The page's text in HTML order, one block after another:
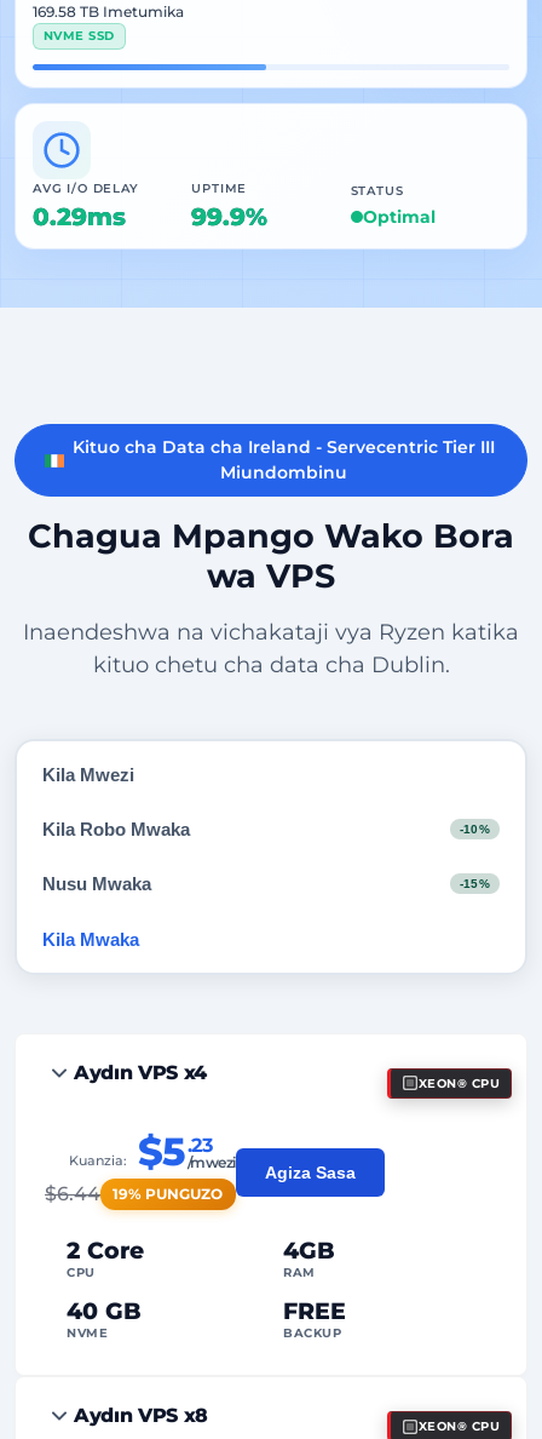
169.58 TB Imetumika
NVME SSD
AVG I/O DELAY
0.29ms
UPTIME
99.9%
STATUS
Optimal
Kituo cha Data cha Ireland - Servecentric Tier III
Miundombinu
Chagua Mpango Wako Bora
wa VPS
Inaendeshwa na vichakataji vya Ryzen katika
kituo chetu cha data cha Dublin.
Kila Mwezi
Kila Robo Mwaka -10%
Nusu Mwaka -15%
Kila Mwaka
Aydın VPS x4 XEON® CPU
2 Core
CPU
4GB
RAM
40 GB
NVME
FREE
BACKUP
Kuanzia: $5.23
/mwezi
$6.44 19% PUNGUZO
Agiza Sasa
99%
Aydın VPS x8 XEON® CPU